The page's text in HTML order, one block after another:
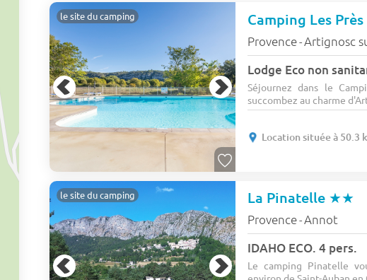
le site du camping Camping Les
Provence-Artignosc
Lodge Eco non
Séjournez dans le
succombez au charme
Location située à 50.3
le site du camping La Pinatelle ★★
Provence-Annot
IDAHO ECO. 4 pers.
Le camping Pinatelle